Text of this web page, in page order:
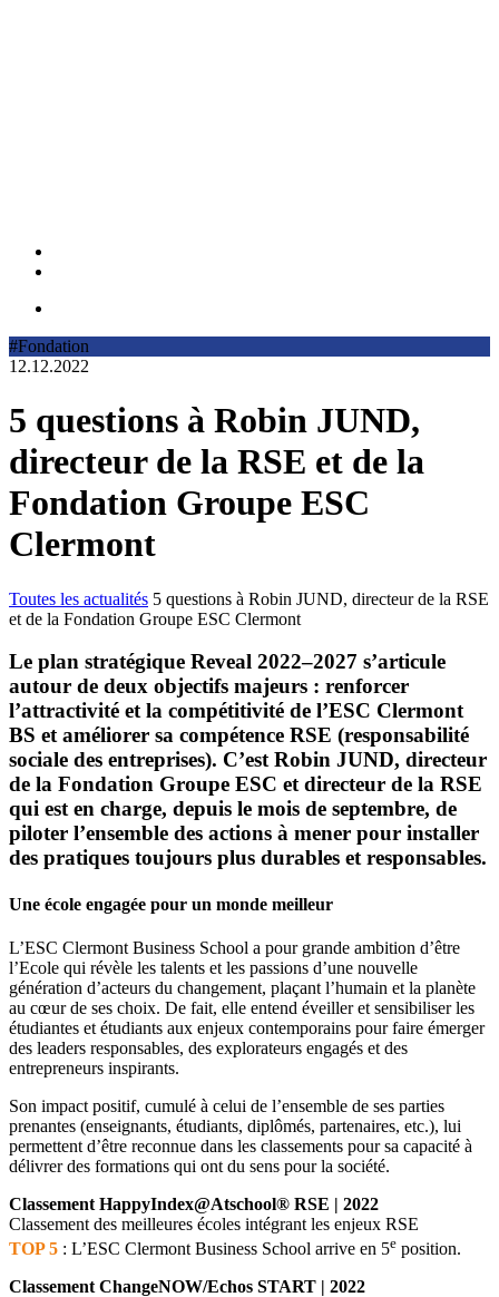
#Fondation
12.12.2022
5 questions à Robin JUND,
directeur de la RSE et de la
Fondation Groupe ESC
Clermont
Toutes les actualités 5 questions à Robin JUND, directeur de la RSE
et de la Fondation Groupe ESC Clermont
Le plan stratégique Reveal 2022–2027 s’articule
autour de deux objectifs majeurs : renforcer
l’attractivité et la compétitivité de l’ESC Clermont
BS et améliorer sa compétence RSE (responsabilité
sociale des entreprises). C’est Robin JUND, directeur
de la Fondation Groupe ESC et directeur de la RSE
qui est en charge, depuis le mois de septembre, de
piloter l’ensemble des actions à mener pour installer
des pratiques toujours plus durables et responsables.
Une école engagée pour un monde meilleur
L’ESC Clermont Business School a pour grande ambition d’être
l’Ecole qui révèle les talents et les passions d’une nouvelle
génération d’acteurs du changement, plaçant l’humain et la planète
au cœur de ses choix. De fait, elle entend éveiller et sensibiliser les
étudiantes et étudiants aux enjeux contemporains pour faire émerger
des leaders responsables, des explorateurs engagés et des
entrepreneurs inspirants.
Son impact positif, cumulé à celui de l’ensemble de ses parties
prenantes (enseignants, étudiants, diplômés, partenaires, etc.), lui
permettent d’être reconnue dans les classements pour sa capacité à
délivrer des formations qui ont du sens pour la société.
Classement HappyIndex@Atschool® RSE | 2022
Classement des meilleures écoles intégrant les enjeux RSE
TOP 5 : L’ESC Clermont Business School arrive en 5e position.
Classement ChangeNOW/Echos START | 2022